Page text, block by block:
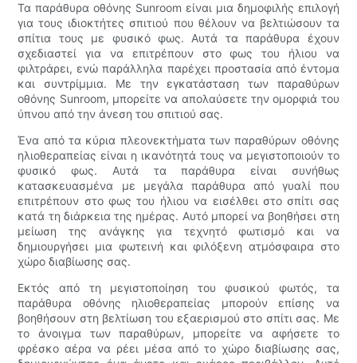
Τα παράθυρα οθόνης Sunroom είναι μια δημοφιλής επιλογή
για τους ιδιοκτήτες σπιτιού που θέλουν να βελτιώσουν τα
σπίτια τους με φυσικό φως. Αυτά τα παράθυρα έχουν
σχεδιαστεί για να επιτρέπουν στο φως του ήλιου να
φιλτράρει, ενώ παράλληλα παρέχει προστασία από έντομα
και συντρίμμια. Με την εγκατάσταση των παραθύρων
οθόνης Sunroom, μπορείτε να απολαύσετε την ομορφιά του
ύπνου από την άνεση του σπιτιού σας.
Ένα από τα κύρια πλεονεκτήματα των παραθύρων οθόνης
ηλιοθεραπείας είναι η ικανότητά τους να μεγιστοποιούν το
φυσικό φως. Αυτά τα παράθυρα είναι συνήθως
κατασκευασμένα με μεγάλα παράθυρα από γυαλί που
επιτρέπουν στο φως του ήλιου να εισέλθει στο σπίτι σας
κατά τη διάρκεια της ημέρας. Αυτό μπορεί να βοηθήσει στη
μείωση της ανάγκης για τεχνητό φωτισμό και να
δημιουργήσει μια φωτεινή και φιλόξενη ατμόσφαιρα στο
χώρο διαβίωσης σας.
Εκτός από τη μεγιστοποίηση του φυσικού φωτός, τα
παράθυρα οθόνης ηλιοθεραπείας μπορούν επίσης να
βοηθήσουν στη βελτίωση του εξαερισμού στο σπίτι σας. Με
το άνοιγμα των παραθύρων, μπορείτε να αφήσετε το
φρέσκο ​​αέρα να ρέει μέσα από το χώρο διαβίωσης σας,